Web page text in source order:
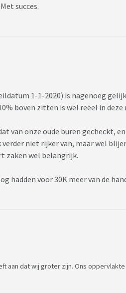
succes.
1-1-2020) is nagenoeg
boven zitten is wel reëel in deze
van onze oude buren gecheckt,
niet rijker van, maar wel
zaken wel belangrijk.
hadden voor 30K meer van de
aan dat wij groter zijn. Ons